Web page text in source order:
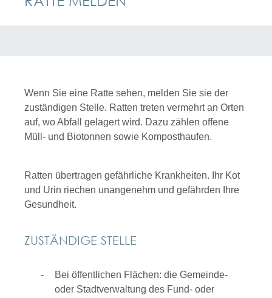
Wenn Sie eine Ratte sehen, melden Sie sie der
zuständigen Stelle. Ratten treten vermehrt an Orten
auf, wo Abfall gelagert wird. Dazu zählen offene
Müll- und Biotonnen sowie Komposthaufen.
Ratten übertragen gefährliche Krankheiten. Ihr Kot
und Urin riechen unangenehm und gefährden Ihre
Gesundheit.
ZUSTÄNDIGE STELLE
Bei öffentlichen Flächen: die Gemeinde-
oder Stadtverwaltung des Fund- oder